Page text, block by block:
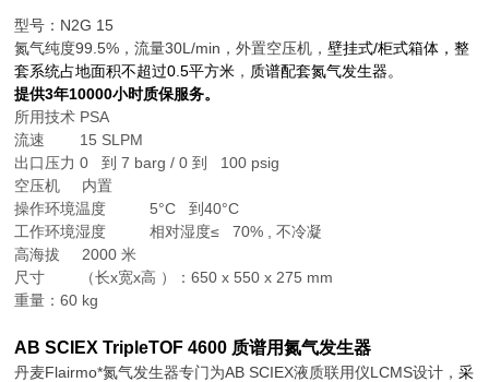
型号： N2G 15
氮气纯度99.5%，流量30L/min，外置空压机，壁挂式/柜式箱体，整
套系统占地面积不超过0.5平方米 ， 质谱配套氮气发生器。
提供3年10000小时质保服务。
所用技术 PSA
流速 15 SLPM
出口压力 0 到 7 barg / 0 到 100 psig
空压机 内置
操作环境温度 5°C 到40°C
工作环境湿度 相对湿度≤ 70% , 不冷凝
高海拔 2000 米
尺寸 （长x宽x高 ）：650 x 550 x 275 mm
重量：60 kg
AB SCIEX TripleTOF 4600 质谱用氮气发生器
丹麦Flairmo*氮气发生器专门为AB SCIEX液质联用仪LCMS设计，采